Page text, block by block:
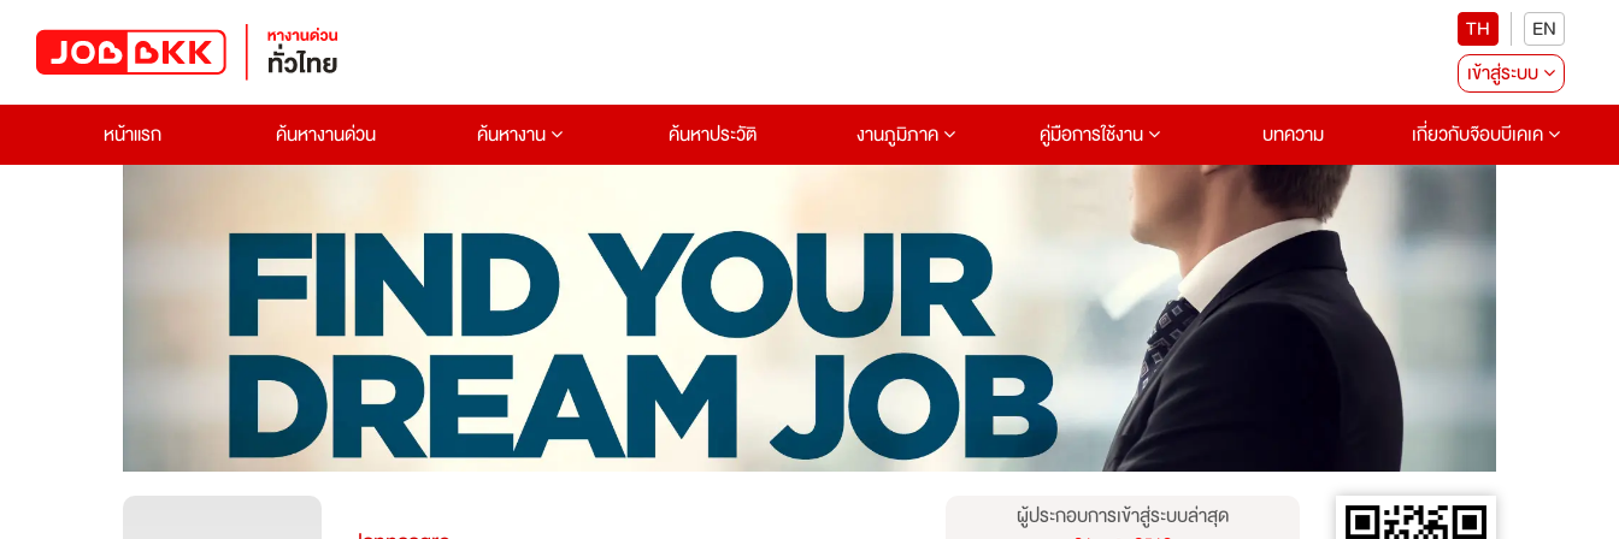
TH
EN
เข้าสู่ระบบ
หน้าแรก
ค้นหางานด่วน ค้นหางาน ค้นหาประวัติ งานภูมิภาค คู่มือการใช้งาน บทความ เกี่ยวกับจ๊อบบีเคเค
ผู้ประกอบการเข้าสู่ระบบล่าสุด